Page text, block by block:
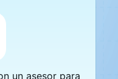
un asesor para